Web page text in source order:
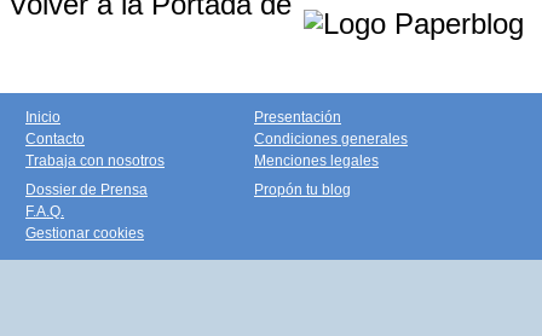
Inicio
Contacto
Trabaja con nosotros
Presentación
Condiciones generales
Menciones legales
Dossier de Prensa
F.A.Q.
Gestionar cookies
Propón tu blog